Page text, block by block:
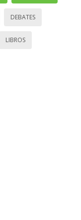
DEBATES
LIBROS